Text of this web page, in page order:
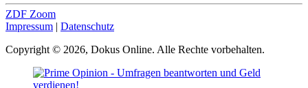
ZDF Zoom
Impressum | Datenschutz
Copyright © 2026, Dokus Online. Alle Rechte vorbehalten.